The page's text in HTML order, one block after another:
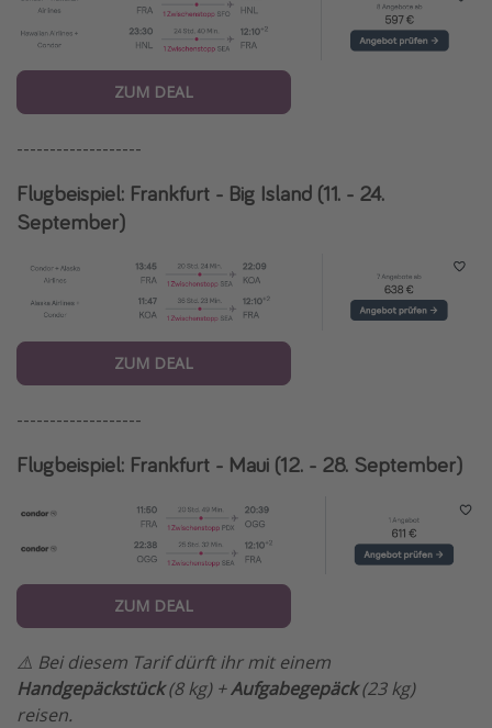
ZUM DEAL
-------------------
Flugbeispiel: Frankfurt - Big Island (11. - 24.
September)
ZUM DEAL
-------------------
Flugbeispiel: Frankfurt - Maui (12. - 28. September)
ZUM DEAL
⚠️ Bei diesem Tarif dürft ihr mit einem
Handgepäckstück(8 kg) +Aufgabegepäck(23 kg)
reisen.